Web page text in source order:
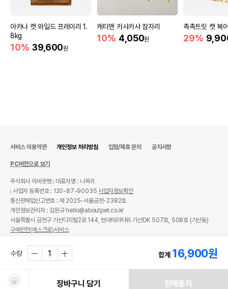
아카나 캣 와일드 프레이리 1.
8kg
10% 39,600원
캐티맨 카샤카샤 잠자리
10% 4,050원
촉촉트릿 캣 북
29%
수량 합계 16,900원
장바구니 담기 판매중지
서비스 이용약관 개인정보 처리방침 입점/제휴 문의 공지사항
PC버전으로 보기
주식회사 어바웃펫
대표자명 : 나옥귀
사업자 등록번호 : 120-87-90035사업자정보확인
통신판매업신고번호 : 제 2025-서울금천-2382호
개인정보관리자 : 김원규 hello@aboutpet.co.kr
서울특별시 금천구 가산디지털2로 144, 현대테라타워 가산DK 507호, 508호 (가산동)
구매안전(에스크로)서비스